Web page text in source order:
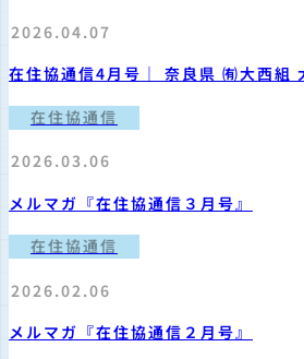
2026.04.07
在住協通信4月号｜ 奈良県 ㈲大西組
在住協通信
2026.03.06
メルマガ『在住協通信３月号』
在住協通信
2026.02.06
メルマガ『在住協通信２月号』